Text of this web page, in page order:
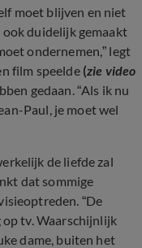
moet blijven en niet
ook duidelijk gemaakt
ondernemen,” legt
film speelde (zie video
gedaan. “Als ik nu
Paul, je moet wel
de liefde zal
dat sommige
“De
tv. Waarschijnlijk
dame, buiten het